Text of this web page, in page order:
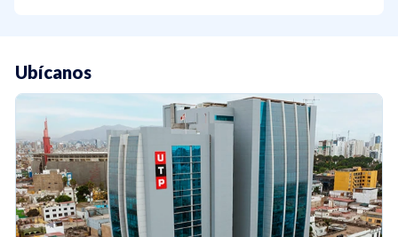
Ubícanos